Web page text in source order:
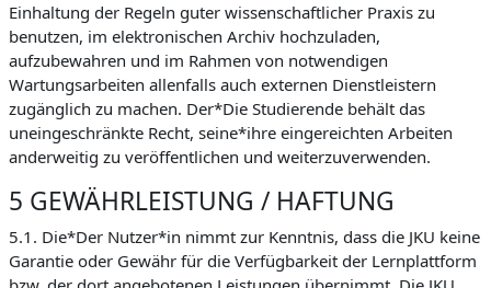
Einhaltung der Regeln guter wissenschaftlicher Praxis zu
benutzen, im elektronischen Archiv hochzuladen,
aufzubewahren und im Rahmen von notwendigen
Wartungsarbeiten allenfalls auch externen Dienstleistern
zugänglich zu machen. Der*Die Studierende behält das
uneingeschränkte Recht, seine*ihre eingereichten Arbeiten
anderweitig zu veröffentlichen und weiterzuverwenden.
5 GEWÄHRLEISTUNG / HAFTUNG
5.1. Die*Der Nutzer*in nimmt zur Kenntnis, dass die JKU keine
Garantie oder Gewähr für die Verfügbarkeit der Lernplattform